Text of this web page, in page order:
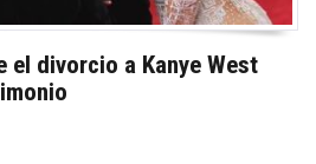
el divorcio a Kanye West